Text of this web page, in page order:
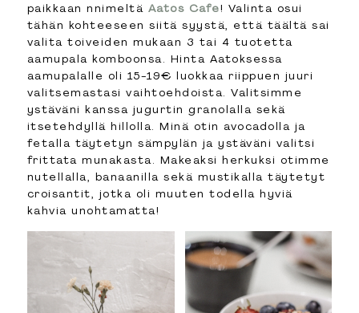
paikkaan nnimeltä Aatos Cafe! Valinta osui
tähän kohteeseen siitä syystä, että täältä sai
valita toiveiden mukaan 3 tai 4 tuotetta
aamupala komboonsa. Hinta Aatoksessa
aamupalalle oli 15-19€ luokkaa riippuen juuri
valitsemastasi vaihtoehdoista. Valitsimme
ystäväni kanssa jugurtin granolalla sekä
itsetehdyllä hillolla. Minä otin avocadolla ja
fetalla täytetyn sämpylän ja ystäväni valitsi
frittata munakasta. Makeaksi herkuksi otimme
nutellalla, banaanilla sekä mustikalla täytetyt
croisantit, jotka oli muuten todella hyviä
kahvia unohtamatta!